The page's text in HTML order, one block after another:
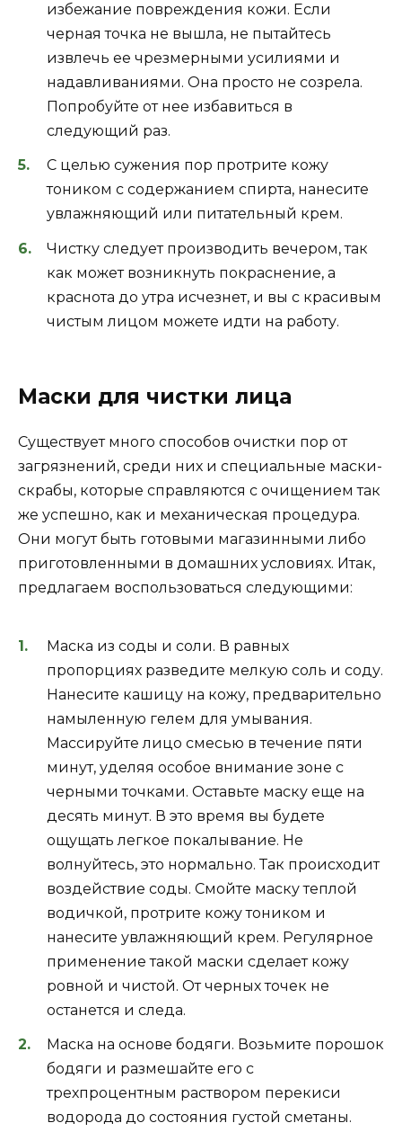
избежание повреждения кожи. Если
черная точка не вышла, не пытайтесь
извлечь ее чрезмерными усилиями и
надавливаниями. Она просто не созрела.
Попробуйте от нее избавиться в
следующий раз.
С целью сужения пор протрите кожу
тоником с содержанием спирта, нанесите
увлажняющий или питательный крем.
Чистку следует производить вечером, так
как может возникнуть покраснение, а
краснота до утра исчезнет, и вы с красивым
чистым лицом можете идти на работу.
Маски для чистки лица
Существует много способов очистки пор от
загрязнений, среди них и специальные маски-
скрабы, которые справляются с очищением так
же успешно, как и механическая процедура.
Они могут быть готовыми магазинными либо
приготовленными в домашних условиях. Итак,
предлагаем воспользоваться следующими:
Маска из соды и соли. В равных
пропорциях разведите мелкую соль и соду.
Нанесите кашицу на кожу, предварительно
намыленную гелем для умывания.
Массируйте лицо смесью в течение пяти
минут, уделяя особое внимание зоне с
черными точками. Оставьте маску еще на
десять минут. В это время вы будете
ощущать легкое покалывание. Не
волнуйтесь, это нормально. Так происходит
воздействие соды. Смойте маску теплой
водичкой, протрите кожу тоником и
нанесите увлажняющий крем. Регулярное
применение такой маски сделает кожу
ровной и чистой. От черных точек не
останется и следа.
Маска на основе бодяги. Возьмите порошок
бодяги и размешайте его с
трехпроцентным раствором перекиси
водорода до состояния густой сметаны.